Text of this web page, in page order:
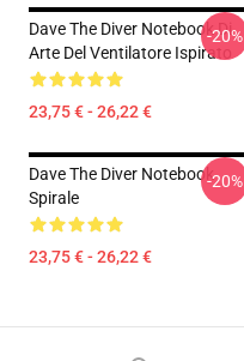
Dave The Diver Notebook Di
Arte Del Ventilatore Ispirato
23,75 € - 26,22 €
-20%
Dave The Diver Notebook
Spirale
23,75 € - 26,22 €
-20%